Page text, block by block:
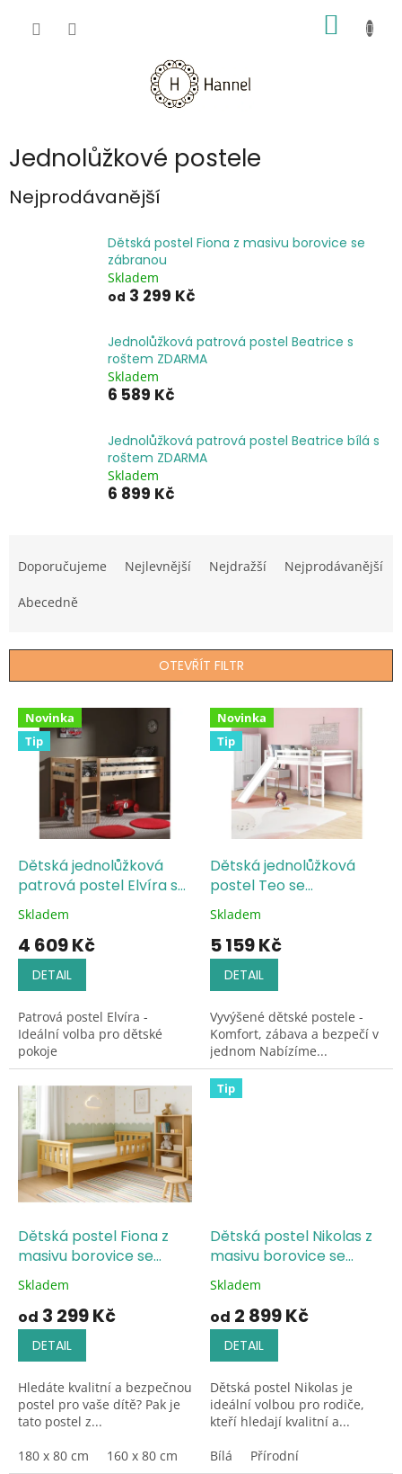
Jednolůžkové postele
Nejprodávanější
Dětská postel Fiona z masivu borovice se
zábranou
Skladem
od 3 299 Kč
Jednolůžková patrová postel Beatrice s
roštem ZDARMA
Skladem
6 589 Kč
Jednolůžková patrová postel Beatrice bílá s
roštem ZDARMA
Skladem
6 899 Kč
a
e
í
r
o
d
Doporučujeme Nejlevnější Nejdražší Nejprodávanější
Abecedně
OTEVŘÍT FILTR
V
p
d
Novinka
Tip
Dětská jednolůžková
patrová postel Elvíra s
roštem ZDARMA
Průměrné
produktu
5,0
5
hvězdiček.
Skladem
4 609 Kč
DETAIL
Patrová postel Elvíra -
Ideální volba pro dětské
pokoje
Novinka
Tip
Dětská jednolůžková
postel Teo se
skluzavkou / bílá
Průměrné
produktu
5,0
5
hvězdiček.
Skladem
5 159 Kč
DETAIL
Vyvýšené dětské postele -
Komfort, zábava a bezpečí v
jednom Nabízíme...
Dětská postel Fiona z
masivu borovice se
zábranou
Průměrné
produktu
5,0
5
hvězdiček.
Skladem
od 3 299 Kč
DETAIL
Hledáte kvalitní a bezpečnou
postel pro vaše dítě? Pak je
tato postel z...
180 x 80 cm
160 x 80 cm
Tip
Dětská postel Nikolas z
masivu borovice se
zábranou
Průměrné
produktu
5,0
5
hvězdiček.
Skladem
od 2 899 Kč
DETAIL
Dětská postel Nikolas je
ideální volbou pro rodiče,
kteří hledají kvalitní a...
Bílá
Přírodní